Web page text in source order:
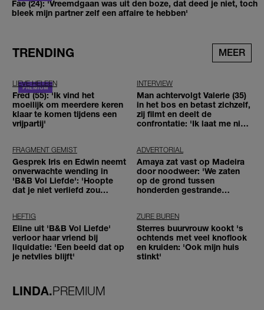
Fae (24): 'Vreemdgaan was uit den boze, dat deed je niet, toch
bleek mijn partner zelf een affaire te hebben'
TRENDING MEER
LIEVE HELEEN
Fred (55): 'Ik vind het
moeilijk om meerdere keren
klaar te komen tijdens een
vrijpartij'
INTERVIEW
Man achtervolgt Valerie (35)
in het bos en betast zichzelf,
zij filmt en deelt de
confrontatie: 'Ik laat me niet
FRAGMENT GEMIST
Gesprek Iris en Edwin neemt
onverwachte wending in
'B&B Vol Liefde': 'Hoopte
dat je niet verliefd zou
ADVERTORIAL
Amaya zat vast op Madeira
door noodweer: 'We zaten
op de grond tussen
honderden gestrande
HEFTIG
Eline uit 'B&B Vol Liefde'
verloor haar vriend bij
liquidatie: 'Een beeld dat op
je netvlies blijft'
ZURE BUREN
Sterres buurvrouw kookt 's
ochtends met veel knoflook
en kruiden: 'Ook mijn huis
stinkt'
LINDA.PREMIUM